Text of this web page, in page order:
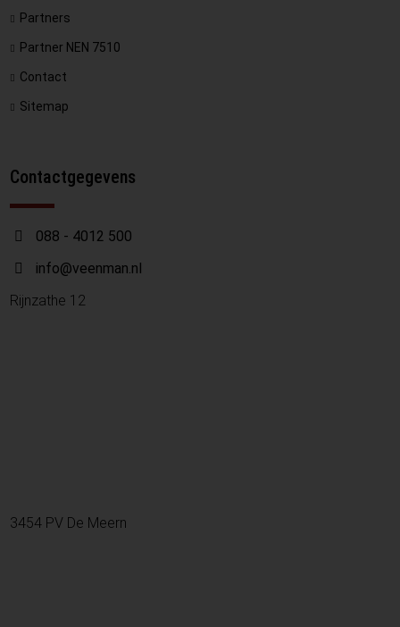
Partners
Partner NEN 7510
Contact
Sitemap
Contactgegevens
088 - 4012 500
info@veenman.nl
Rijnzathe 12
3454 PV De Meern